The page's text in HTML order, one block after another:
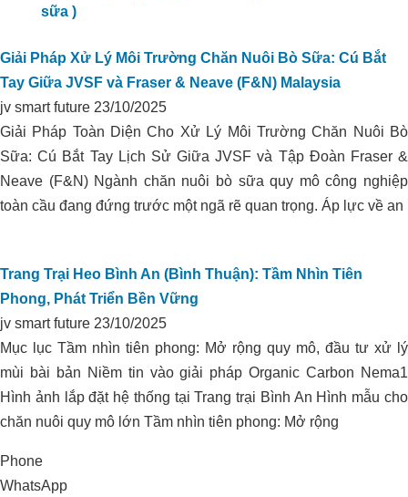
Xử lý môi trường trại heo I.D.P_Phú
Yên
KIỂM SOÁT PH ĐẤT TRỒNG VÀ
CHĂM SÓC VƯỜN TIÊU
Giải Pháp Xử Lý Môi Trường Chăn Nuôi Bò Sữa: Cú Bắt
Tay Giữa JVSF và Fraser & Neave (F&N) Malaysia
jv smart future 23/10/2025
Giải Pháp Toàn Diện Cho Xử Lý Môi Trường Chăn Nuôi Bò
Sữa: Cú Bắt Tay Lịch Sử Giữa JVSF và Tập Đoàn Fraser &
Neave (F&N) Ngành chăn nuôi bò sữa quy mô công nghiệp
toàn cầu đang đứng trước một ngã rẽ quan trọng. Áp lực về an
Trang Trại Heo Bình An (Bình Thuận): Tầm Nhìn Tiên
Phong, Phát Triển Bền Vững
jv smart future 23/10/2025
Mục lục Tầm nhìn tiên phong: Mở rộng quy mô, đầu tư xử lý
mùi bài bản Niềm tin vào giải pháp Organic Carbon Nema1
Hình ảnh lắp đặt hệ thống tại Trang trại Bình An Hình mẫu cho
chăn nuôi quy mô lớn Tầm nhìn tiên phong: Mở rộng
Phone
WhatsApp